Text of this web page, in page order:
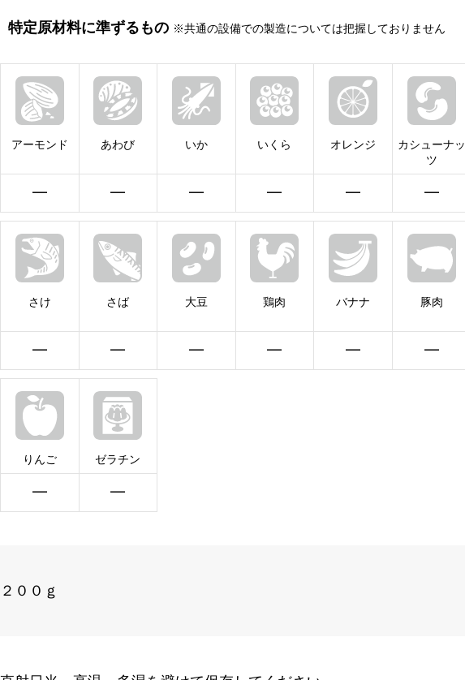
特定原材料に準ずるもの ※共通の設備での製造については把握しておりません
アーモンド
━
あわび
━
いか
━
いくら
━
オレンジ
━
カシューナッ
ツ
━
さけ
━
さば
━
大豆
━
鶏肉
━
バナナ
━
豚肉
━
りんご
━
ゼラチン
━
２００ｇ